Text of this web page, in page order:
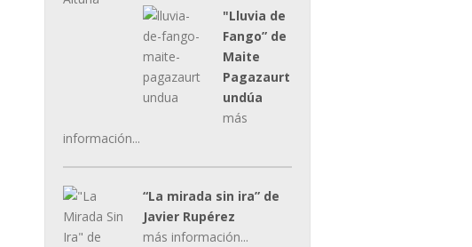
"Lluvia de
Fango” de
Maite
Pagazaurt
undúa
más
información...
“La mirada sin ira” de
Javier Rupérez
más información...